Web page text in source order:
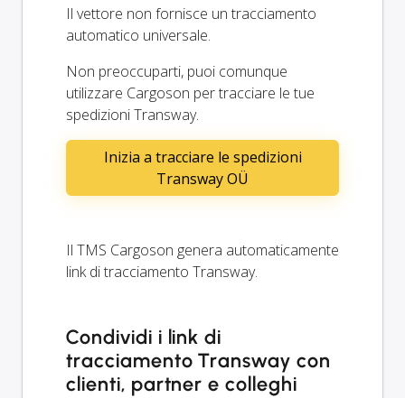
Il vettore non fornisce un tracciamento
automatico universale.
Non preoccuparti, puoi comunque
utilizzare Cargoson per tracciare le tue
spedizioni Transway.
Inizia a tracciare le spedizioni
Transway OÜ
Il TMS Cargoson genera automaticamente
link di tracciamento Transway.
Condividi i link di
tracciamento Transway con
clienti, partner e colleghi